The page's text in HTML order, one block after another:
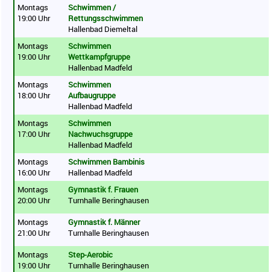
Montags
19:00 Uhr
Schwimmen /
Rettungsschwimmen
Hallenbad Diemeltal
Montags
19:00 Uhr
Schwimmen
Wettkampfgruppe
Hallenbad Madfeld
Montags
18:00 Uhr
Schwimmen
Aufbaugruppe
Hallenbad Madfeld
Montags
17:00 Uhr
Schwimmen
Nachwuchsgruppe
Hallenbad Madfeld
Montags
16:00 Uhr
Schwimmen Bambinis
Hallenbad Madfeld
Montags
20:00 Uhr
Gymnastik f. Frauen
Turnhalle Beringhausen
Montags
21:00 Uhr
Gymnastik f. Männer
Turnhalle Beringhausen
Montags
19:00 Uhr
Step-Aerobic
Turnhalle Beringhausen